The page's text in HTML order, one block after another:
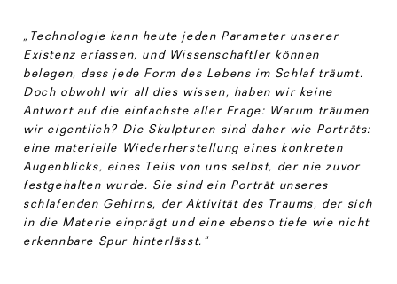
„Technologie kann heute jeden Parameter unserer
Existenz erfassen, und Wissenschaftler können
belegen, dass jede Form des Lebens im Schlaf träumt.
Doch obwohl wir all dies wissen, haben wir keine
Antwort auf die einfachste aller Frage: Warum träumen
wir eigentlich? Die Skulpturen sind daher wie Porträts:
eine materielle Wiederherstellung eines konkreten
Augenblicks, eines Teils von uns selbst, der nie zuvor
festgehalten wurde. Sie sind ein Porträt unseres
schlafenden Gehirns, der Aktivität des Traums, der sich
in die Materie einprägt und eine ebenso tiefe wie nicht
erkennbare Spur hinterlässt.“